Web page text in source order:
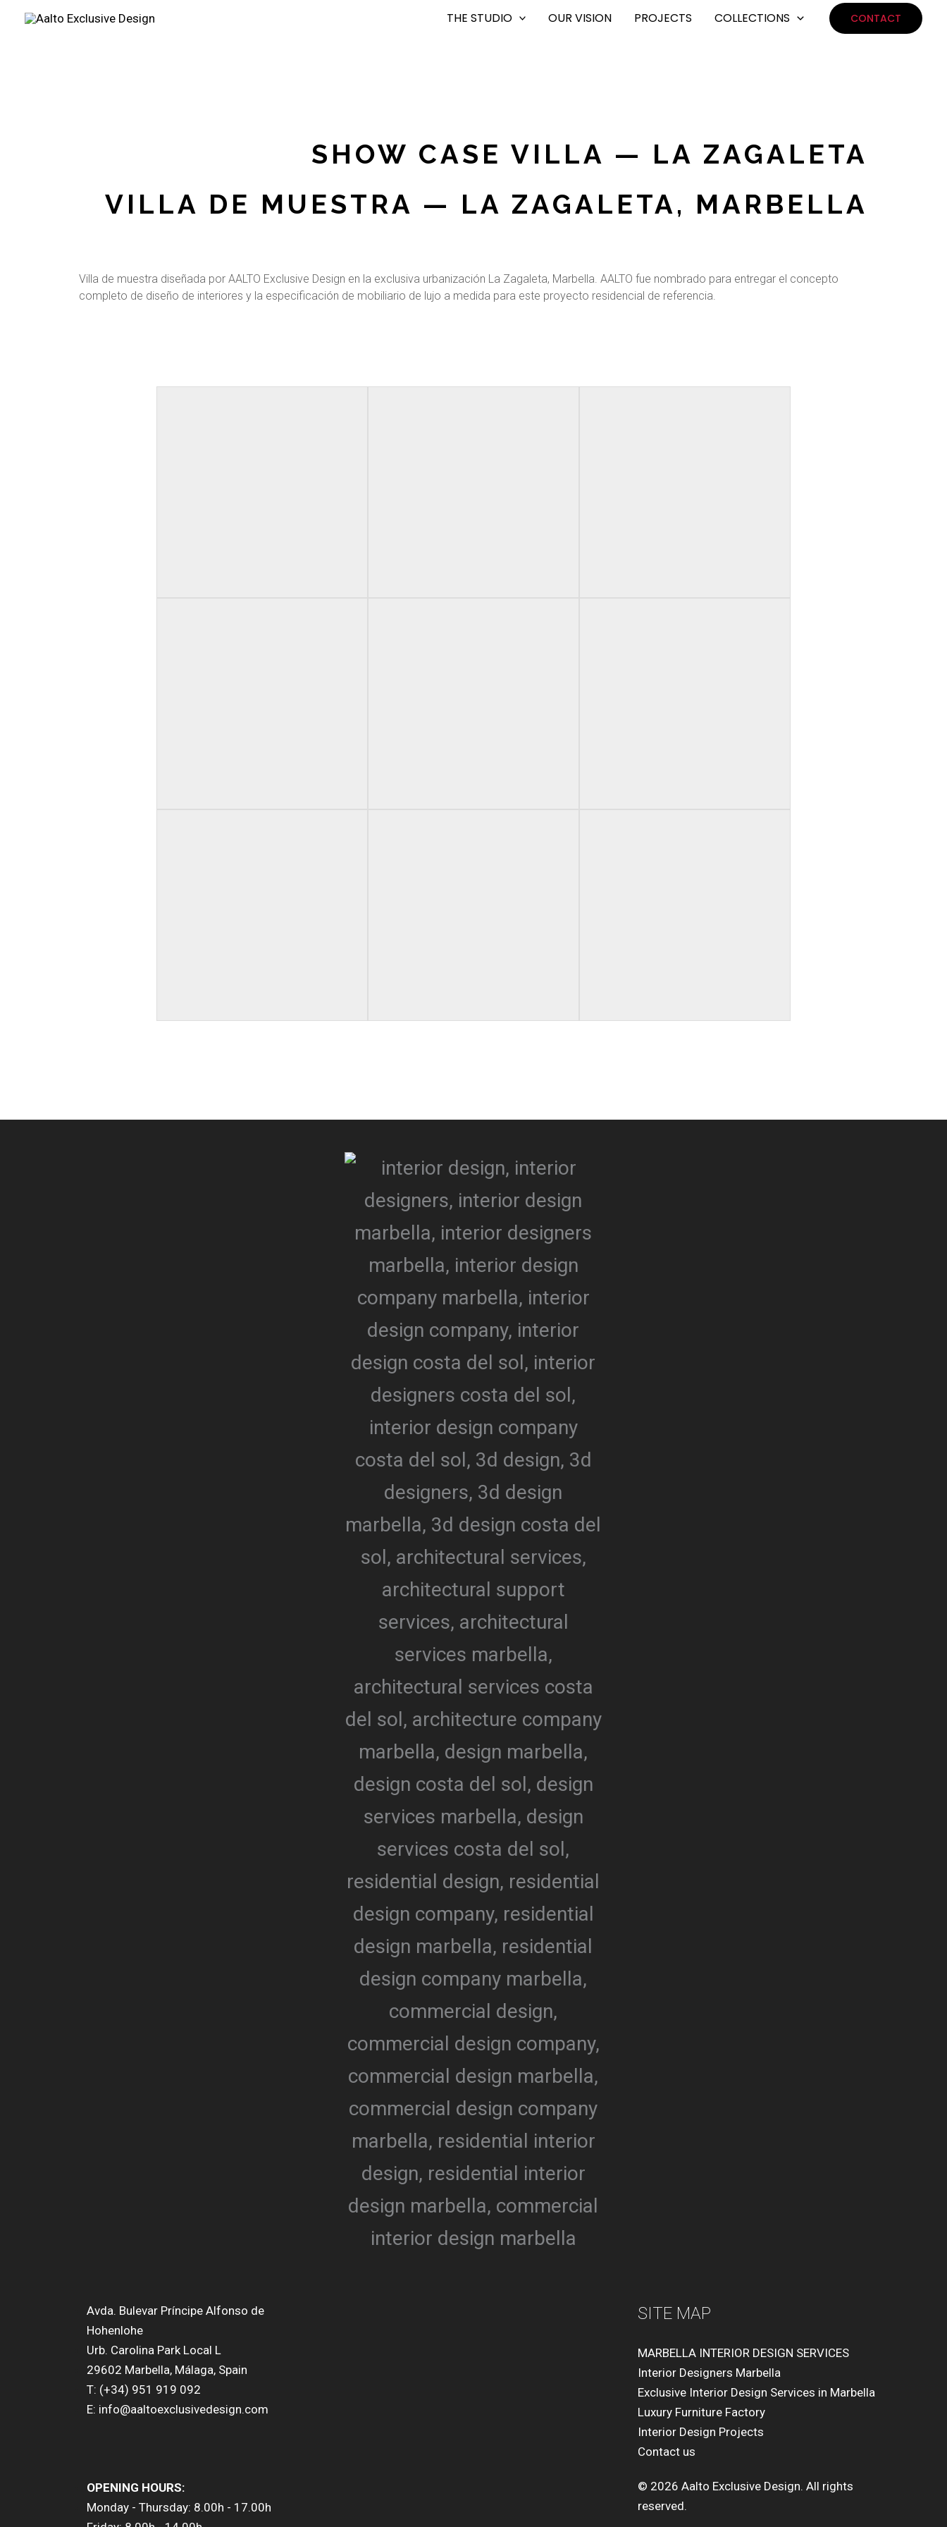
THE STUDIO OUR VISION PROJECTS COLLECTIONS CONTACT
SHOW CASE VILLA — LA ZAGALETA
VILLA DE MUESTRA — LA ZAGALETA, MARBELLA
Villa de muestra diseñada por AALTO Exclusive Design en la exclusiva urbanización La Zagaleta, Marbella. AALTO fue nombrado para entregar el concepto
completo de diseño de interiores y la especificación de mobiliario de lujo a medida para este proyecto residencial de referencia.
Avda. Bulevar Príncipe Alfonso de
Hohenlohe
Urb. Carolina Park Local L
29602 Marbella, Málaga, Spain
T: (+34) 951 919 092
E: info@aaltoexclusivedesign.com
OPENING HOURS:
Monday - Thursday: 8.00h - 17.00h
SITE MAP
MARBELLA INTERIOR DESIGN SERVICES
Interior Designers Marbella
Exclusive Interior Design Services in Marbella
Luxury Furniture Factory
Interior Design Projects
Contact us
© 2026 Aalto Exclusive Design. All rights
reserved.